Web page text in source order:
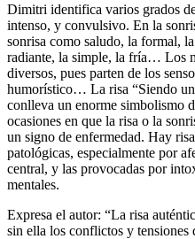
Dimitri identifica varios grados
intenso, y convulsivo. En la
sonrisa como saludo, la formal,
radiante, la simple, la fría… Los
diversos, pues parten de los
humorístico… La risa “Siendo
conlleva un enorme simbolismo
ocasiones en que la risa o la
un signo de enfermedad. Hay
patológicas, especialmente por
central, y las provocadas por
mentales.
Expresa el autor: “La risa
sin ella los conflictos y tensiones